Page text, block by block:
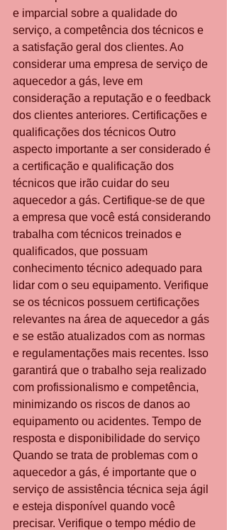
e imparcial sobre a qualidade do
serviço, a competência dos técnicos e
a satisfação geral dos clientes. Ao
considerar uma empresa de serviço de
aquecedor a gás, leve em
consideração a reputação e o feedback
dos clientes anteriores. Certificações e
qualificações dos técnicos Outro
aspecto importante a ser considerado é
a certificação e qualificação dos
técnicos que irão cuidar do seu
aquecedor a gás. Certifique-se de que
a empresa que você está considerando
trabalha com técnicos treinados e
qualificados, que possuam
conhecimento técnico adequado para
lidar com o seu equipamento. Verifique
se os técnicos possuem certificações
relevantes na área de aquecedor a gás
e se estão atualizados com as normas
e regulamentações mais recentes. Isso
garantirá que o trabalho seja realizado
com profissionalismo e competência,
minimizando os riscos de danos ao
equipamento ou acidentes. Tempo de
resposta e disponibilidade do serviço
Quando se trata de problemas com o
aquecedor a gás, é importante que o
serviço de assistência técnica seja ágil
e esteja disponível quando você
precisar. Verifique o tempo médio de